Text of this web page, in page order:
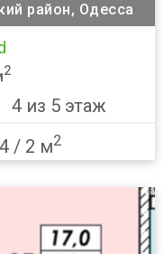
район, Одесса
2
4 из 5 этаж
/ 2 м2